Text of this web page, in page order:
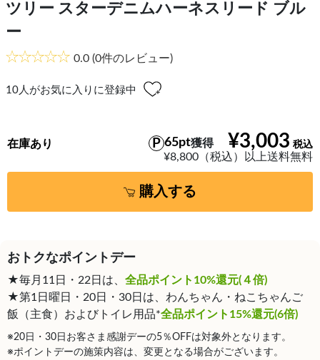
ツリー スターデニムハーネスリード ブル
ー
0.0 (0件のレビュー)
10 人がお気に入りに登録中
¥3,003
65pt獲得
¥8,800（税込）以上送料無料
在庫あり
購入する
おトクなポイントデー
★毎月11日・22日は、 全品ポイント10%還元(４倍)
★第1日曜日・20日・30日は、わんちゃん・ねこちゃんご
飯（主食）およびトイレ用品*全品ポイント15%還元(6倍)
※20日・30日お客さま感謝デーの5％OFFは対象外となります。
※ポイントデーの施策内容は、変更となる場合がございます。